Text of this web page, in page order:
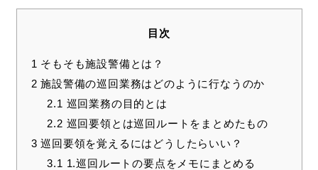
目次
1 そもそも施設警備とは？
2 施設警備の巡回業務はどのように行なうのか
2.1 巡回業務の目的とは
2.2 巡回要領とは巡回ルートをまとめたもの
3 巡回要領を覚えるにはどうしたらいい？
3.1 1.巡回ルートの要点をメモにまとめる